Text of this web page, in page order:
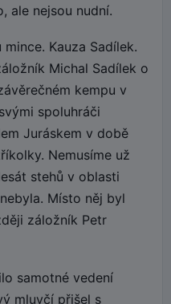
ale nejsou nudní.
Kauza Sadílek.
Michal Sadílek o
kempu v
spoluhráči
Juráskem v době
Nemusíme už
stehů v oblasti
Místo něj byl
záložník Petr
samotné vedení
mluvčí přišel s